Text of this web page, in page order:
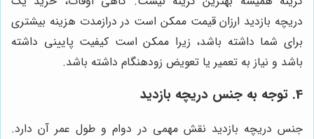
دریچه بازدید ارزان قیمت ممکن است در درازمدت هزینه بیشتری
برای شما داشته باشد، زیرا ممکن است کیفیت پایینی داشته
باشد و نیاز به تعمیر یا تعویض زودهنگام داشته باشد.
4. توجه به جنس دریچه بازدید
جنس دریچه بازدید نقش مهمی در دوام و طول عمر آن دارد.